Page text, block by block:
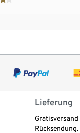
Lieferung
Gratisversand
Rücksendung.